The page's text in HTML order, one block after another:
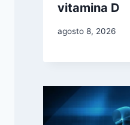
vitamina D
agosto 8, 2026